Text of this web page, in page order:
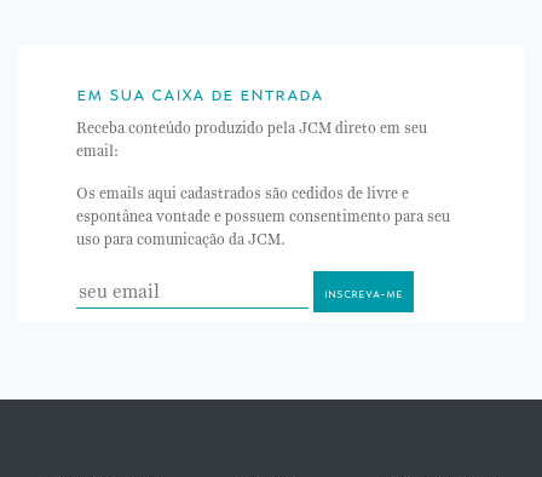
em sua caixa de entrada
Receba conteúdo produzido pela JCM direto em seu
email:
Os emails aqui cadastrados são cedidos de livre e
espontânea vontade e possuem consentimento para seu
uso para comunicação da JCM.